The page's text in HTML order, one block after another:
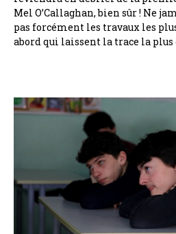
Mel O’Callaghan, bien sûr ! Ne
pas forcément les travaux les
abord qui laissent la trace la plus